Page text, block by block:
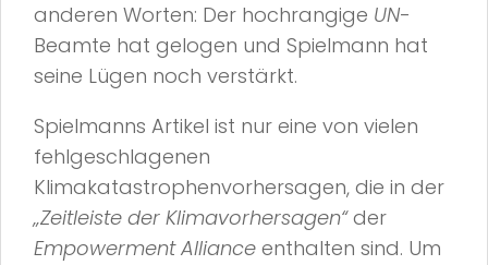
anderen Worten: Der hochrangige UN-
Beamte hat gelogen und Spielmann hat
seine Lügen noch verstärkt.
Spielmanns Artikel ist nur eine von vielen
fehlgeschlagenen
Klimakatastrophenvorhersagen, die in der
„Zeitleiste der Klimavorhersagen“der
Empowerment Alliance enthalten sind. Um